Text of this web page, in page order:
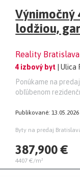
Výnimočný
lodžiou,
Reality
4 izbový byt |
Ponúkame na
obľúbenom
Publikované: 13.05.2026
Byty na predaj
387,900 €
4407 €/m²